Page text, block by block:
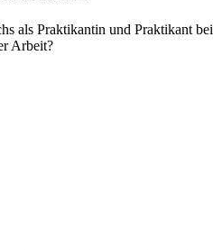
als Praktikantin und Praktikant
Arbeit?